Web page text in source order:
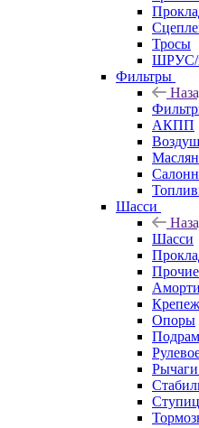
Тросы
ШРУС/
Фильтры
АКПП
Шасси
Шасси
Прочие
Опоры